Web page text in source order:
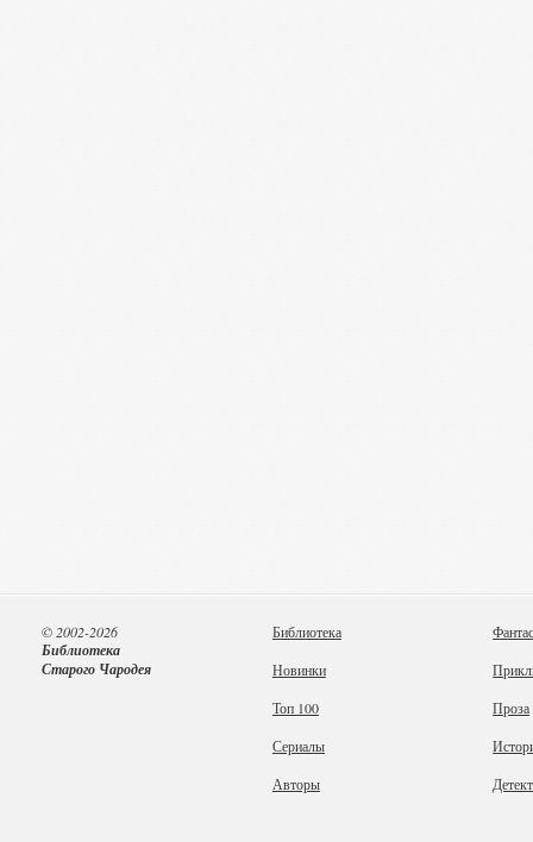
Библиотека
Новинки
Топ 100
Сериалы
Авторы
Проза
© 2002-2026
Библиотека
Старого Чародея